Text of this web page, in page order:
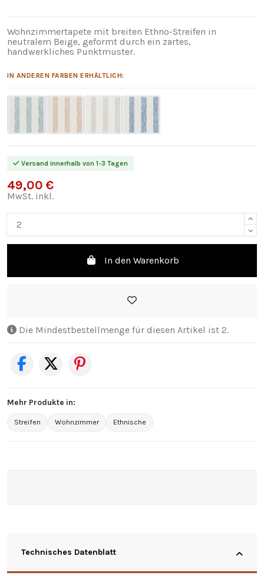
Wohnzimmertapete mit breiten Ethno-Streifen in
neutralem Beige, geformt durch ein zartes,
handwerkliches Punktmuster.
IN ANDEREN FARBEN ERHÄLTLICH:
Versand innerhalb von 1-3 Tagen
49,00 €
MwSt. inkl.
In den Warenkorb
Die Mindestbestellmenge für diesen Artikel ist 2.
Mehr Produkte in:
Streifen Wohnzimmer Ethnische
Technisches Datenblatt